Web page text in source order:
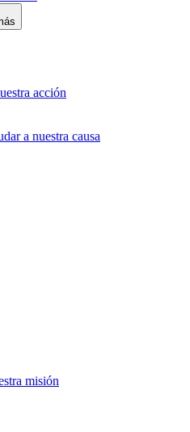
acción
a nuestra causa
misión